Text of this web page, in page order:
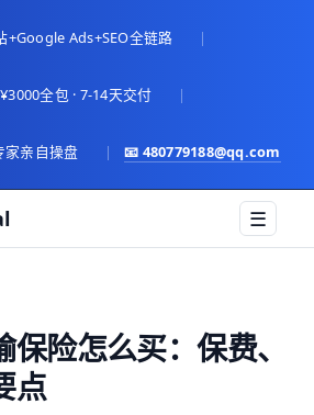
+Google Ads+SEO全链路 |
全包 · 7-14天交付 |
亲自操盘 | 📧 480779188@qq.com
☰
险怎么买：保费、
点